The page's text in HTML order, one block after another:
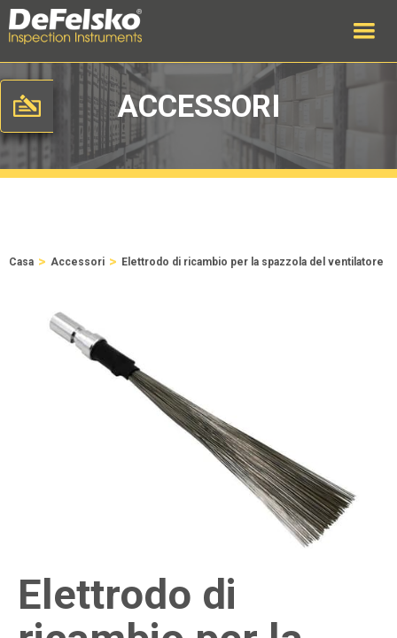
ACCESSORI
Casa > Accessori > Elettrodo di ricambio per la spazzola del ventilatore
Elettrodo di